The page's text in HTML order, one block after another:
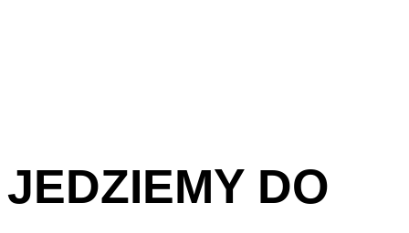
JEDZIEMY DO